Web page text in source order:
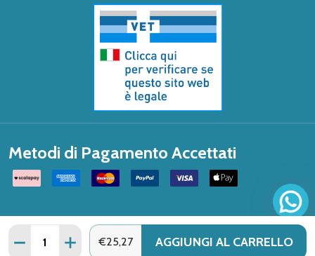
Quantità:
DIMINUISCI QUANTITÀ DI CONFORM2 SACCA URO V2 TR
AUMENTA QUANTITÀ DI CONFORM2 SACCA
€25,27 AGGIUNGI AL CARRELLO
Metodi di Pagamento Accettati